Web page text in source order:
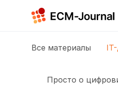
Все материалы
Просто о